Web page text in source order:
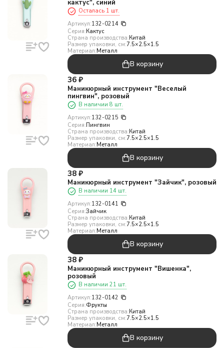
кактус", синий
Осталась 1 шт.
Артикул:132-0214
Серия:Кактус
Страна производства:Китай
Размер упаковки, см:7.5×2.5×1.5
Материал:Металл
В корзину
36 ₽
Маникюрный инструмент "Веселый
пингвин", розовый
В наличии 8 шт.
Артикул:132-0215
Серия:Пингвин
Страна производства:Китай
Размер упаковки, см:7.5×2.5×1.5
Материал:Металл
В корзину
38 ₽
Маникюрный инструмент "Зайчик", розовый
В наличии 14 шт.
Артикул:132-0141
Серия:Зайчик
Страна производства:Китай
Размер упаковки, см:7.5×2.5×1.5
Материал:Металл
В корзину
38 ₽
Маникюрный инструмент "Вишенка",
розовый
В наличии 21 шт.
Артикул:132-0142
Серия:Фрукты
Страна производства:Китай
Размер упаковки, см:7.5×2.5×1.5
Материал:Металл
В корзину